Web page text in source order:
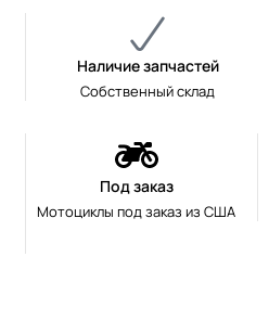
Наличие запчастей
Собственный склад
Под заказ
Мотоциклы под заказ из США